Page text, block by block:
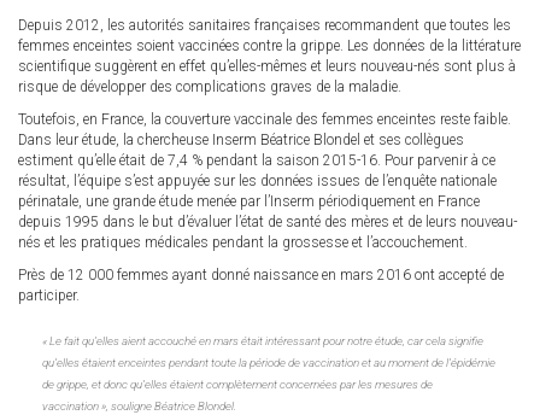
Depuis 2012, les autorités sanitaires françaises recommandent que toutes les
femmes enceintes soient vaccinées contre la grippe. Les données de la littérature
scientifique suggèrent en effet qu’elles-mêmes et leurs nouveau-nés sont plus à
risque de développer des complications graves de la maladie.
Toutefois, en France, la couverture vaccinale des femmes enceintes reste faible.
Dans leur étude, la chercheuse Inserm Béatrice Blondel et ses collègues
estiment qu’elle était de 7,4 % pendant la saison 2015-16. Pour parvenir à ce
résultat, l’équipe s’est appuyée sur les données issues de l’enquête nationale
périnatale, une grande étude menée par l’Inserm périodiquement en France
depuis 1995 dans le but d’évaluer l’état de santé des mères et de leurs nouveau-
nés et les pratiques médicales pendant la grossesse et l’accouchement.
Près de 12 000 femmes ayant donné naissance en mars 2016 ont accepté de
participer.
« Le fait qu’elles aient accouché en mars était intéressant pour notre étude, car cela signifie
qu’elles étaient enceintes pendant toute la période de vaccination et au moment de l’épidémie
de grippe, et donc qu’elles étaient complètement concernées par les mesures de
vaccination », souligne Béatrice Blondel.